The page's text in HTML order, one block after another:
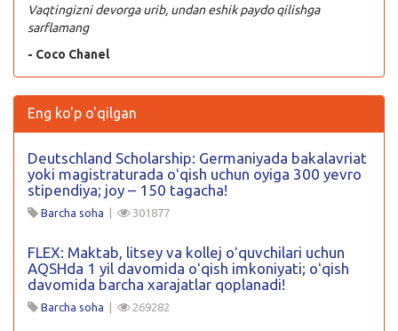
Vaqtingizni devorga urib, undan eshik paydo qilishga
sarflamang
- Coco Chanel
Eng ko'p o'qilgan
Deutschland Scholarship: Germaniyada bakalavriat
yoki magistraturada oʻqish uchun oyiga 300 yevro
stipendiya; joy – 150 tagacha!
Barcha soha | 301877
FLEX: Maktab, litsey va kollej oʻquvchilari uchun
AQSHda 1 yil davomida oʻqish imkoniyati; oʻqish
davomida barcha xarajatlar qoplanadi!
Barcha soha | 269282